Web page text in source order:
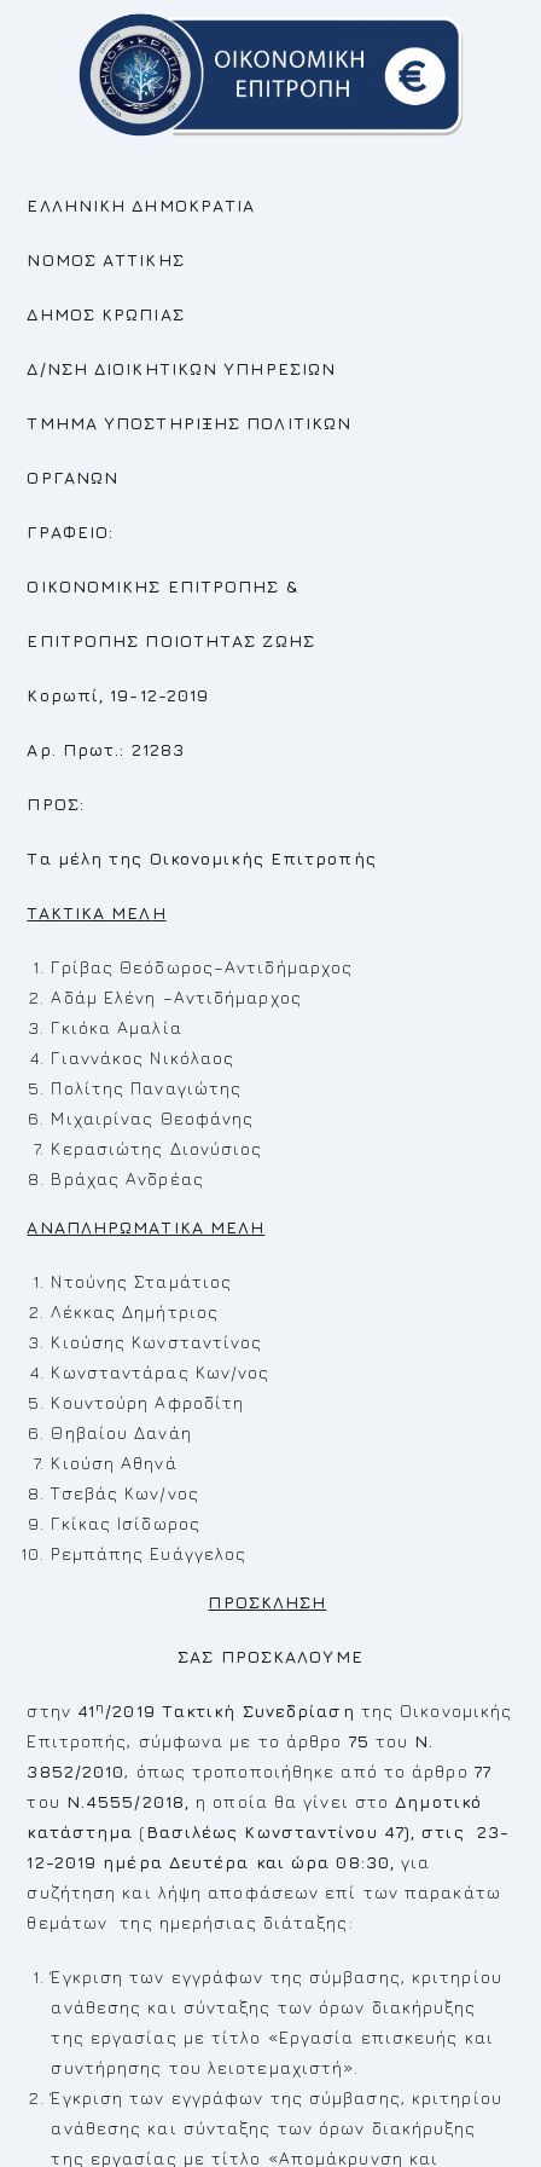
ΕΛΛΗΝΙΚΗ ΔΗΜΟΚΡΑΤΙΑ
ΝΟΜΟΣ ΑΤΤΙΚΗΣ
ΔΗΜΟΣ ΚΡΩΠΙΑΣ
Δ/ΝΣΗ ΔΙΟΙΚΗΤΙΚΩΝ ΥΠΗΡΕΣΙΩΝ
ΤΜΗΜΑ ΥΠΟΣΤΗΡΙΞΗΣ ΠΟΛΙΤΙΚΩΝ
ΟΡΓΑΝΩΝ
ΓΡΑΦΕΙΟ:
ΟΙΚΟΝΟΜΙΚΗΣ ΕΠΙΤΡΟΠΗΣ &
ΕΠΙΤΡΟΠΗΣ ΠΟΙΟΤΗΤΑΣ ΖΩΗΣ
Κορωπί, 19-12-2019
Αρ. Πρωτ.: 21283
ΠΡΟΣ:
Τα μέλη της Οικονομικής Επιτροπής
TAKTIKA MEΛ H
Γρίβας Θεόδωρος–Αντιδήμαρχος
Αδάμ Ελένη –Αντιδήμαρχος
Γκιόκα Αμαλία
Γιαννάκος Νικόλαος
Πολίτης Παναγιώτης
Μιχαιρίνας Θεοφάνης
Κερασιώτης Διονύσιος
Βράχας Ανδρέας
ΑΝΑΠΛΗΡΩΜΑΤΙΚΑ ΜΕΛΗ
Ντούνης Σταμάτιος
Λέκκας Δημήτριος
Κιούσης Κωνσταντίνος
Κωνσταντάρας Κων/νος
Κουντούρη Αφροδίτη
Θηβαίου Δανάη
Κιούση Αθηνά
Τσεβάς Κων/νος
Γκίκας Ισίδωρος
Ρεμπάπης Ευάγγελος
ΠΡΟΣΚΛΗΣΗ
ΣΑΣ ΠΡΟΣΚΑΛΟΥΜΕ
στην 41 η /2019 Τακτική Συνεδρίαση της Οικονομικής
Επιτροπής, σύμφωνα με το άρθρο 75 του Ν.
3852/2010, όπως τροποποιήθηκε από το άρθρο 77
του Ν.4555/2018, η οποία θα γίνει στο Δημοτικό
κατάστημα (Βασιλέως Κωνσταντίνου 47), στις 23-
12-2019 ημέρα Δευτέρα και ώρα 08:30,
για
συζήτηση και λήψη αποφάσεων επί των παρακάτω
θεμάτων της ημερήσιας διάταξης:
Έγκριση των εγγράφων της σύμβασης, κριτηρίου
ανάθεσης και σύνταξης των όρων διακήρυξης
της εργασίας με τίτλο «Εργασία επισκευής και
συντήρησης του λειοτεμαχιστή».
Έγκριση των εγγράφων της σύμβασης, κριτηρίου
ανάθεσης και σύνταξης των όρων διακήρυξης
της εργασίας με τίτλο «Απομάκρυνση και